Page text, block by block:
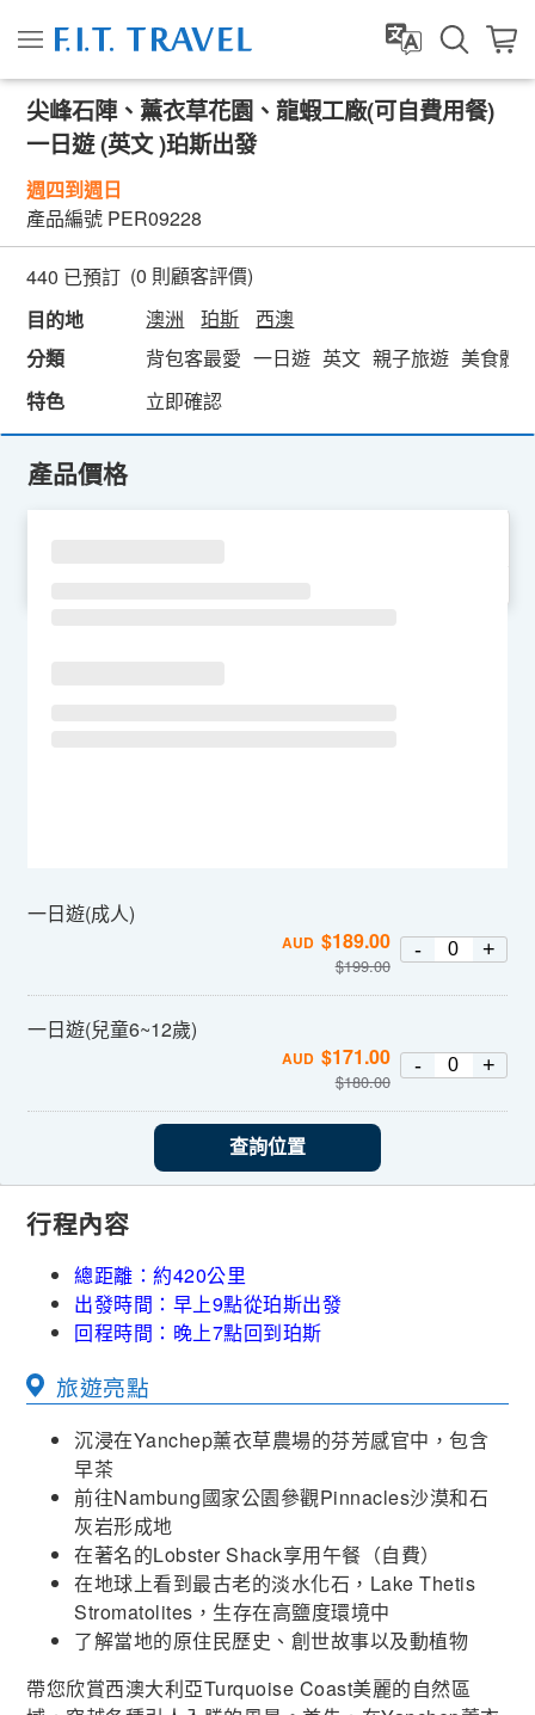
尖峰石陣、薰衣草花園、龍蝦工廠(可自費用餐)
一日遊 (英文 )珀斯出發
週四到週日
產品編號 PER09228
440 已預訂 (0 則顧客評價)
目的地
澳洲 珀斯
西澳
分類
背包客最愛 一日遊 英文 親子旅遊 美食體
特色
立即確認
產品價格
一日遊(成人)
AUD $189.00
$199.00
- +
一日遊(兒童6~12歲)
AUD $171.00
$180.00
- +
查詢位置
行程內容
總距離：約420公里
出發時間：早上9點從珀斯出發
回程時間：晚上7點回到珀斯
旅遊亮點
沉浸在Yanchep薰衣草農場的芬芳感官中，包含
早茶
前往Nambung國家公園參觀Pinnacles沙漠和石
灰岩形成地
在著名的Lobster Shack享用午餐（自費）
在地球上看到最古老的淡水化石，Lake Thetis
Stromatolites，生存在高鹽度環境中
了解當地的原住民歷史、創世故事以及動植物
帶您欣賞西澳大利亞Turquoise Coast美麗的自然區